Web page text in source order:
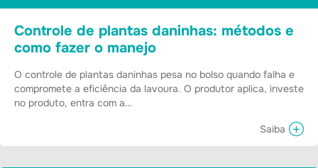
Controle de plantas daninhas: métodos e
como fazer o manejo
O controle de plantas daninhas pesa no bolso quando falha e
compromete a eficiência da lavoura. O produtor aplica, investe
no produto, entra com a…
Saiba